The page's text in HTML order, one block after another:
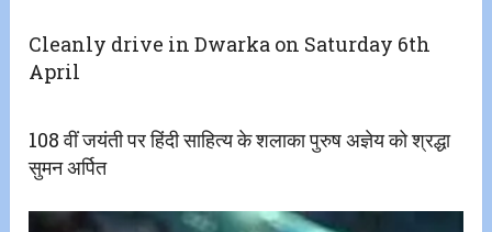
Cleanly drive in Dwarka on Saturday 6th
April
108 वीं जयंती पर हिंदी साहित्य के शलाका पुरुष अज्ञेय को श्रद्धा
सुमन अर्पित